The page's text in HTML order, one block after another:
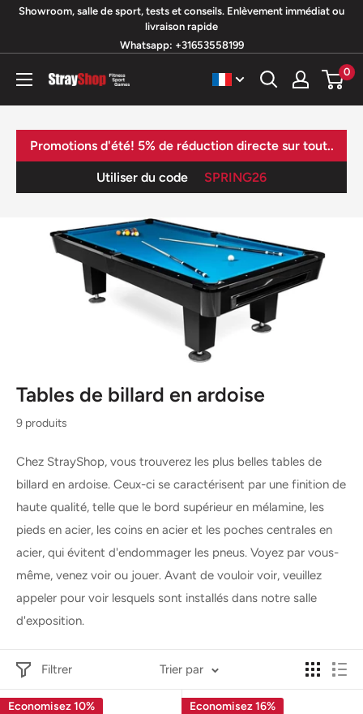
Passer
contenu
Showroom, salle de sport, tests et conseils. Enlèvement immédiat ou
livraison rapide
Whatsapp: +31653558199
StrayShop
B.V.
0
Promotions d'été! 5% de réduction directe sur tout..
Utiliser du code SPRING26
Tables de billard en ardoise
9 produits
Chez StrayShop, vous trouverez les plus belles tables de
billard en ardoise. Ceux-ci se caractérisent par une finition de
haute qualité, telle que le bord supérieur en mélamine, les
pieds en acier, les coins en acier et les poches centrales en
acier, qui évitent d'endommager les pneus. Voyez par vous-
même, venez voir ou jouer. Avant de vouloir voir, veuillez
appeler pour voir lesquels sont installés dans notre salle
d'exposition.
Filtrer Trier par
Economisez 10% Economisez 16%